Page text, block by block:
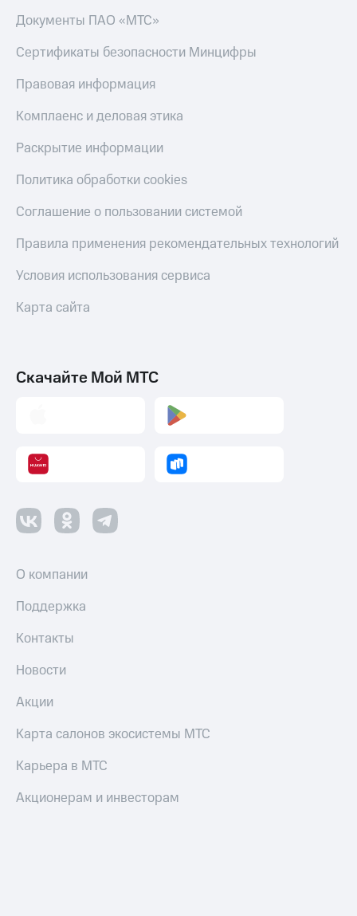
Документы ПАО «МТС»
Сертификаты безопасности Минцифры
Правовая информация
Комплаенс и деловая этика
Раскрытие информации
Политика обработки cookies
Соглашение о пользовании системой
Правила применения рекомендательных технологий
Условия использования сервиса
Карта сайта
Скачайте Мой МТС
О компании
Поддержка
Контакты
Новости
Акции
Карта салонов экосистемы МТС
Карьера в МТС
Акционерам и инвесторам